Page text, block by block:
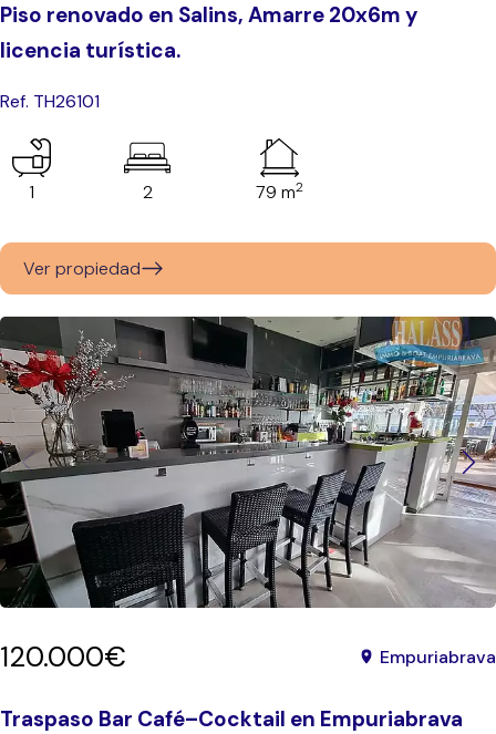
Piso renovado en Salins, Amarre 20x6m y
licencia turística.
Ref. TH26101
1 2 79 m2
Ver propiedad
120.000€ Empuriabrava
Traspaso Bar Café–Cocktail en Empuriabrava